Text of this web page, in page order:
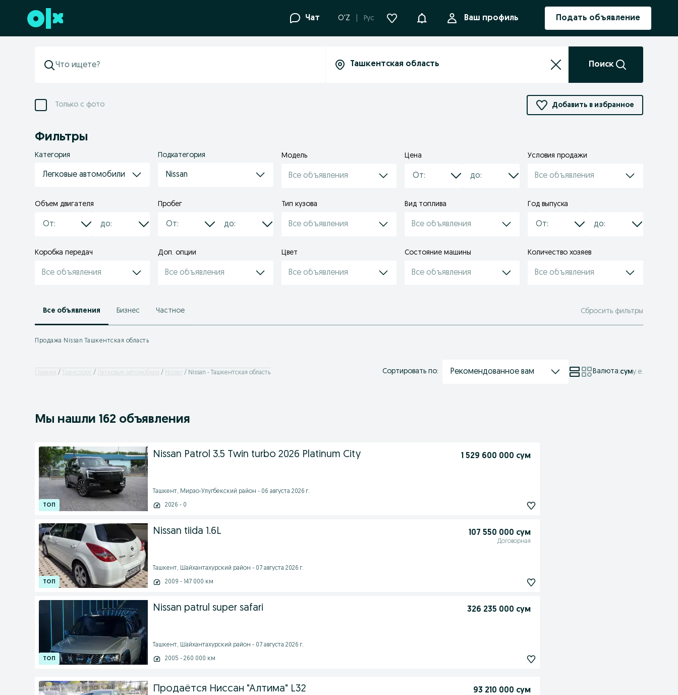
Перейти к нижнему колонтитулу Чат O'Z Рус УведомленияВаш профиль Подать объявление
Поиск
Только с фото Добавить в избранное
Фильтры
Категория
Легковые автомобили
Подкатегория
Nissan
Модель
Все объявления
Цена Условия продажи
Все объявления
Объем двигателя Пробег Тип кузова
Все объявления
Вид топлива
Все объявления
Год выпуска
Коробка передач
Все объявления
Доп. опции
Все объявления
Цвет
Все объявления
Состояние машины
Все объявления
Количество хозяев
Все объявления
Все объявления Бизнес Частное Сбросить фильтры
Продажа Nissan Ташкентская область
Главная Транспорт Легковые автомобили Nissan Nissan - Ташкентская область Сортировать по: Рекомендованное вам Валюта:суму.е.
Мы нашли 162 объявления
Nissan Patrol 3.5 Twin turbo 2026 Platinum City 1 529 600 000 сум
Ташкент, Мирзо-Улугбекский район - 06 августа 2026 г.
2026 - 0
Nissan tiida 1.6L 107 550 000 сум
Договорная
Ташкент, Шайхантахурский район - 07 августа 2026 г.
2009 - 147 000 км
Nissan patrul super safari 326 235 000 сум
Ташкент, Шайхантахурский район - 07 августа 2026 г.
2005 - 260 000 км
Продаётся Ниссан "Алтима" L32 93 210 000 сум